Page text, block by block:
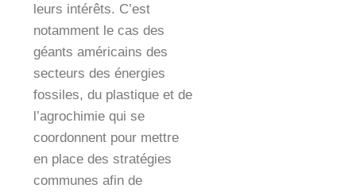
leurs intérêts. C’est
notamment le cas des
géants américains des
secteurs des énergies
fossiles, du plastique et de
l’agrochimie qui se
coordonnent pour mettre
en place des stratégies
communes afin de